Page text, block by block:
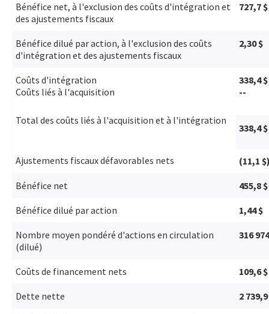
Bénéfice net, à l'exclusion des coûts d'intégration et
des ajustements fiscaux
727,7 $
Bénéfice dilué par action, à l'exclusion des coûts
d'intégration et des ajustements fiscaux
2,30 $
Coûts d'intégration
Coûts liés à l'acquisition
Total des coûts liés à l'acquisition et à l'intégration
338,4 $
--
338,4 $
Ajustements fiscaux défavorables nets (11,1
Bénéfice net 455,8 $
Bénéfice dilué par action 1,44 $
Nombre moyen pondéré d'actions en circulation
(dilué)
316
Coûts de financement nets 109,6 $
Dette nette 2